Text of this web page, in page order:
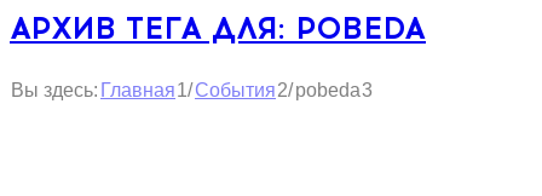
АРХИВ ТЕГА ДЛЯ: POBEDA
Вы здесь: Главная1/События2/pobeda3